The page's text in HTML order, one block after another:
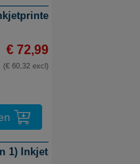
| A4 | kleur | Wifi
€ 72,99
(€ 60,32 excl)
1) Inkjetprinter | A4 |